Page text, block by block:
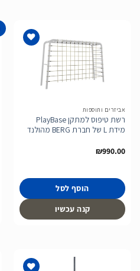
אביזרים ותוספות
רשת טיפוס למתקן PlayBase
מידת L של חברת BERG מהולנד
₪990.00
הוסף לסל
קנה עכשיו